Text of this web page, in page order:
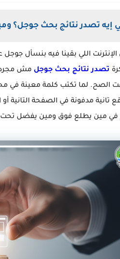
إيه تصدر نتائج بحث جوجل؟
اللي بقينا فيه بنسأل
تصدر نتائج بحث جوجل مش مجرد
الصح. لما تكتب كلمة معينة في
تانية مدفونة في الصفحة التانية
في مين يطلع فوق ومين يفضل